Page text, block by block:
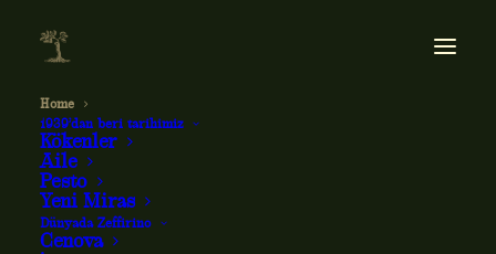
Home
1939’dan beri tarihimiz
Kökenler
Aile
Pesto
Yeni Miras
Dünyada Zeffirino
Cenova